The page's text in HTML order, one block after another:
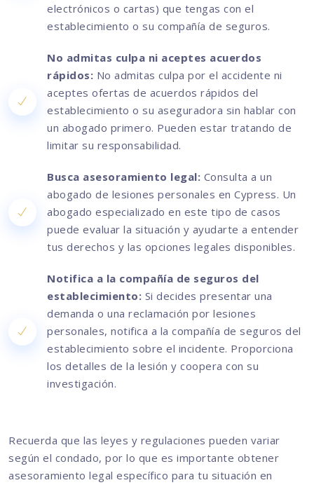
electrónicos o cartas) que tengas con el
establecimiento o su compañía de seguros.
No admitas culpa ni aceptes acuerdos
rápidos: No admitas culpa por el accidente ni
aceptes ofertas de acuerdos rápidos del
establecimiento o su aseguradora sin hablar con
un abogado primero. Pueden estar tratando de
limitar su responsabilidad.
Busca asesoramiento legal: Consulta a un
abogado de lesiones personales en Cypress. Un
abogado especializado en este tipo de casos
puede evaluar la situación y ayudarte a entender
tus derechos y las opciones legales disponibles.
Notifica a la compañía de seguros del
establecimiento: Si decides presentar una
demanda o una reclamación por lesiones
personales, notifica a la compañía de seguros del
establecimiento sobre el incidente. Proporciona
los detalles de la lesión y coopera con su
investigación.
Recuerda que las leyes y regulaciones pueden variar
según el condado, por lo que es importante obtener
asesoramiento legal específico para tu situación en